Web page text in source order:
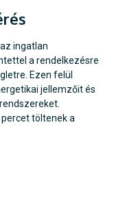
ingatlan
a rendelkezésre
Ezen felül
jellemzőit és
töltenek a